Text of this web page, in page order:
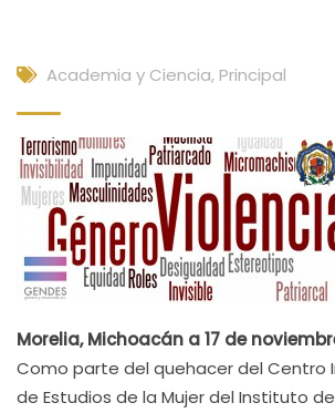
Academia y Ciencia, Principal
Morelia, Michoacán a 17 de
Como parte del quehacer del Centro
de Estudios de la Mujer del Instituto